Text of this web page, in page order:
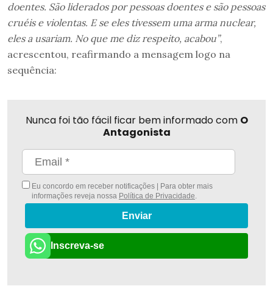
doentes. São liderados por pessoas doentes e são pessoas
cruéis e violentas. E se eles tivessem uma arma nuclear,
eles a usariam. No que me diz respeito, acabou”,
acrescentou, reafirmando a mensagem logo na
sequência:
Nunca foi tão fácil ficar bem informado com O
Antagonista
Eu concordo em receber notificações | Para obter mais
informações reveja nossa Política de Privacidade.
Enviar
Inscreva-se